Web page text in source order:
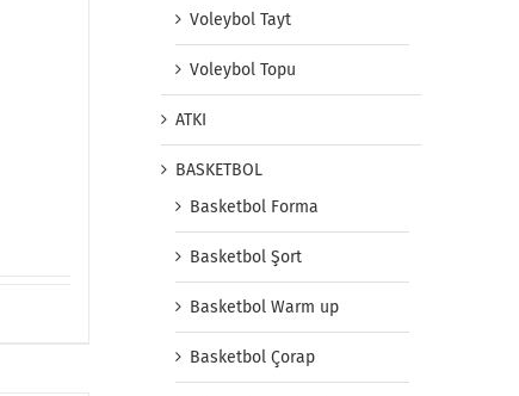
Voleybol Tayt
Voleybol Topu
ATKI
BASKETBOL
Basketbol Forma
Basketbol Şort
Basketbol Warm up
Basketbol Çorap